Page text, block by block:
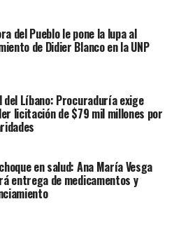
del Pueblo le pone la lupa al
de Didier Blanco en la UNP
del Líbano: Procuraduría exige
licitación de $79 mil millones por
en salud: Ana María Vesga
entrega de medicamentos y